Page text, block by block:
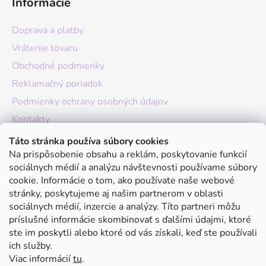
Táto stránka používa súbory cookies
Na prispôsobenie obsahu a reklám, poskytovanie funkcií
sociálnych médií a analýzu návštevnosti používame súbory
cookie. Informácie o tom, ako používate naše webové
stránky, poskytujeme aj našim partnerom v oblasti
sociálnych médií, inzercie a analýzy. Títo partneri môžu
príslušné informácie skombinovať s ďalšími údajmi, ktoré
ste im poskytli alebo ktoré od vás získali, keď ste používali
ich služby.
Viac informáciítu.
Doprava a platby
Vrátenie tovaru
Obchodné podmienky
Reklamačný poriadok
Podmienky ochrany osobných údajov
Kontakty
O nás
Hodnotenie obchodu
Moja objednávka
Instagram